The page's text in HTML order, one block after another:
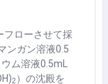
フローさせて採
ンガン溶液0.5
ム溶液0.5mL
2）の沈殿を